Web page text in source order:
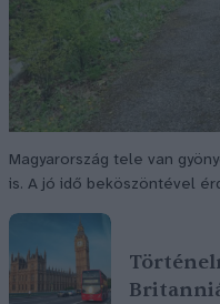
Magyarország tele van
is. A jó idő beköszöntével